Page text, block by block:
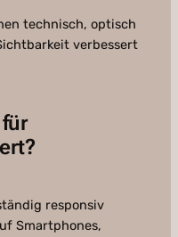
technisch, optisch
verbessert
responsiv
Smartphones,